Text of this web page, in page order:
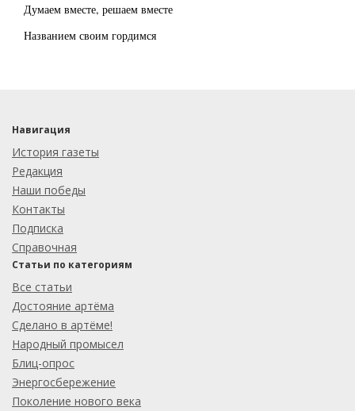
Думаем вместе, решаем вместе
Названием своим гордимся
Навигация
История газеты
Редакция
Наши победы
Контакты
Подписка
Справочная
Статьи по категориям
Все статьи
Достояние артёма
Сделано в артёме!
Народный промысел
Блиц-опрос
Энергосбережение
Поколение нового века